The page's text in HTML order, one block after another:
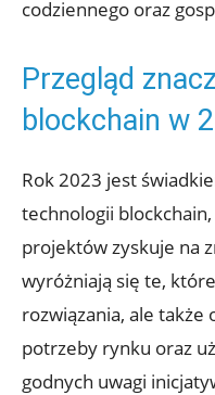
codziennego oraz
Przegląd
blockchain w
Rok ​2023 jest
technologii
projektów zyskuje na​
wyróżniają⁢ się te,
rozwiązania, ale⁢ także
potrzeby ‌rynku oraz
godnych⁤ uwagi